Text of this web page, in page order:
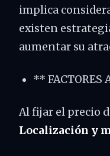
implica
existen
aumentar su
** FACTORES
Al fijar el precio
Localización y